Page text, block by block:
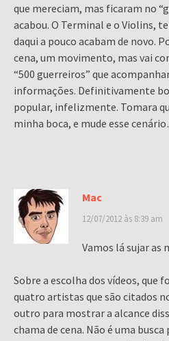
que mereciam, mas ficaram no
acabou. O Terminal e o Violins,
daqui a pouco acabam de novo.
cena, um movimento, mas vai
“500 guerreiros” que
informações. Definitivamente
popular, infelizmente. Tomara
minha boca, e mude esse
Mac
12/07/2012 às 8:39 am
Vamos lá sujar as
Sobre a escolha dos vídeos, que
quatro artistas que são citados
outro para mostrar a alcance
chama de cena. Não é uma